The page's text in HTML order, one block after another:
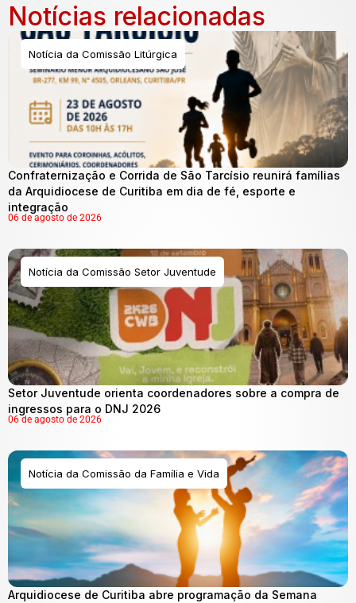
Notícias relacionadas
Notícia da Comissão Litúrgica
Confraternização e Corrida de São Tarcísio reunirá famílias
da Arquidiocese de Curitiba em dia de fé, esporte e
integração
06 de agosto de 2026
Notícia da Comissão Setor Juventude
Setor Juventude orienta coordenadores sobre a compra de
ingressos para o DNJ 2026
06 de agosto de 2026
Notícia da Comissão da Família e Vida
Arquidiocese de Curitiba abre programação da Semana